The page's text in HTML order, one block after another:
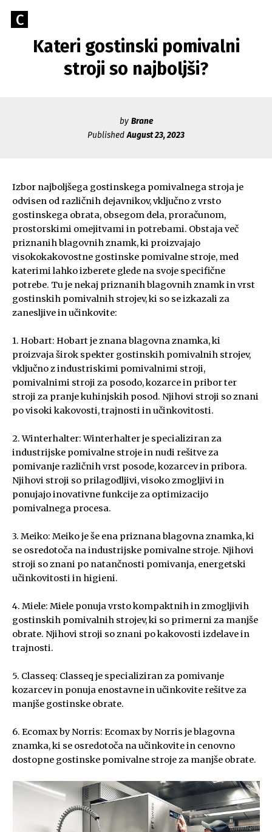
Go
C
CAERUS
Caerus
Blog
Kateri gostinski pomivalni
stroji so najboljši?
by Brane
PublishedAugust 23, 2023
Izbor najboljšega gostinskega pomivalnega stroja je
odvisen od različnih dejavnikov, vključno z vrsto
gostinskega obrata, obsegom dela, proračunom,
prostorskimi omejitvami in potrebami. Obstaja več
priznanih blagovnih znamk, ki proizvajajo
visokokakovostne gostinske pomivalne stroje, med
katerimi lahko izberete glede na svoje specifične
potrebe. Tu je nekaj priznanih blagovnih znamk in vrst
gostinskih pomivalnih strojev, ki so se izkazali za
zanesljive in učinkovite:
1. Hobart: Hobart je znana blagovna znamka, ki
proizvaja širok spekter gostinskih pomivalnih strojev,
vključno z industriskimi pomivalnimi stroji,
pomivalnimi stroji za posodo, kozarce in pribor ter
stroji za pranje kuhinjskih posod. Njihovi stroji so znani
po visoki kakovosti, trajnosti in učinkovitosti.
2. Winterhalter: Winterhalter je specializiran za
industrijske pomivalne stroje in nudi rešitve za
pomivanje različnih vrst posode, kozarcev in pribora.
Njihovi stroji so prilagodljivi, visoko zmogljivi in
ponujajo inovativne funkcije za optimizacijo
pomivalnega procesa.
3. Meiko: Meiko je še ena priznana blagovna znamka, ki
se osredotoča na industrijske pomivalne stroje. Njihovi
stroji so znani po natančnosti pomivanja, energetski
učinkovitosti in higieni.
4. Miele: Miele ponuja vrsto kompaktnih in zmogljivih
gostinskih pomivalnih strojev, ki so primerni za manjše
obrate. Njihovi stroji so znani po kakovosti izdelave in
trajnosti.
5. Classeq: Classeq je specializiran za pomivanje
kozarcev in ponuja enostavne in učinkovite rešitve za
manjše gostinske obrate.
6. Ecomax by Norris: Ecomax by Norris je blagovna
znamka, ki se osredotoča na učinkovite in cenovno
dostopne gostinske pomivalne stroje za manjše obrate.